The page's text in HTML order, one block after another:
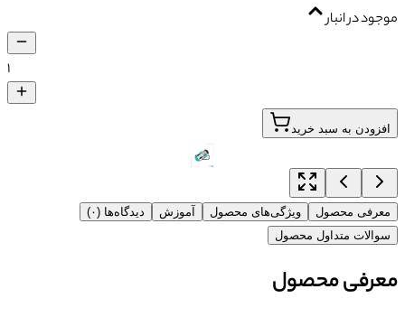
موجود در انبار
۱
افزودن به سبد خرید
معرفی محصول ویژگی‌های محصول آموزش
دیدگاه‌ها (۰)
سوالات متداول محصول
معرفی محصول